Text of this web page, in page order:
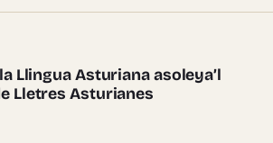
ente pieces
Llingua Asturiana asoleya’l
Lletres Asturianes